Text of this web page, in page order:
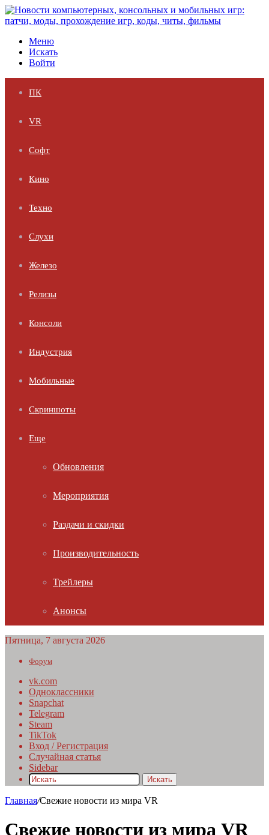
Меню
Искать
Войти
ПК
VR
Софт
Кино
Техно
Слухи
Железо
Релизы
Консоли
Индустрия
Мобильные
Скриншоты
Еще
Обновления
Мероприятия
Раздачи и скидки
Производительность
Трейлеры
Анонсы
Пятница, 7 августа 2026
Форум
vk.com
Одноклассники
Snapchat
Telegram
Steam
TikTok
Вход / Регистрация
Случайная статья
Sidebar
Искать
Главная/Свежие новости из мира VR
Свежие новости из мира VR